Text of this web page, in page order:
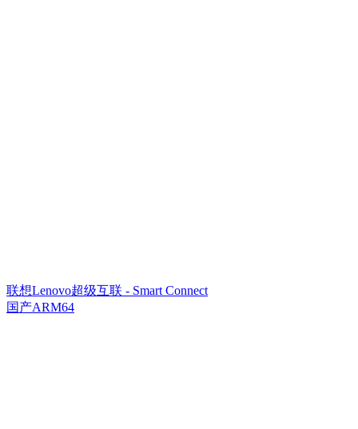
联想Lenovo超级互联 - Smart Connect
国产ARM64